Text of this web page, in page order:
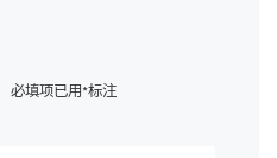
必填项已用*标注